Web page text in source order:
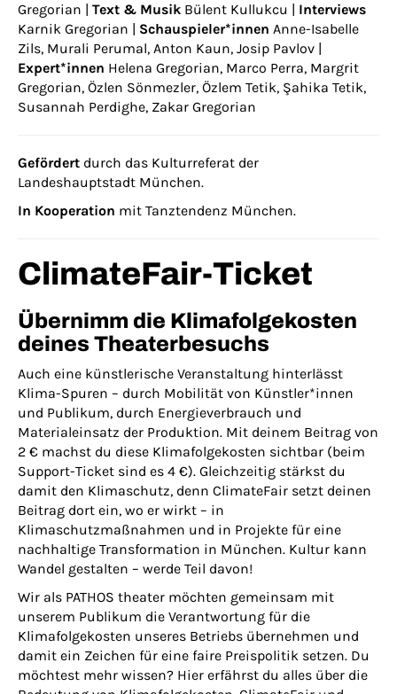
Gregorian | Text & Musik Bülent Kullukcu | Interviews
Karnik Gregorian | Schauspieler*innen Anne-Isabelle
Zils, Murali Perumal, Anton Kaun, Josip Pavlov |
Expert*innen Helena Gregorian, Marco Perra, Margrit
Gregorian, Özlen Sönmezler, Özlem Tetik, Şahika Tetik,
Susannah Perdighe, Zakar Gregorian
Gefördert durch das Kulturreferat der
Landeshauptstadt München.
In Kooperation mit Tanztendenz München.
ClimateFair-Ticket
Übernimm die Klimafolgekosten
deines Theaterbesuchs
Auch eine künstlerische Veranstaltung hinterlässt
Klima-Spuren – durch Mobilität von Künstler*innen
und Publikum, durch Energieverbrauch und
Materialeinsatz der Produktion. Mit deinem Beitrag von
2 € machst du diese Klimafolgekosten sichtbar (beim
Support-Ticket sind es 4 €). Gleichzeitig stärkst du
damit den Klimaschutz, denn ClimateFair setzt deinen
Beitrag dort ein, wo er wirkt – in
Klimaschutzmaßnahmen und in Projekte für eine
nachhaltige Transformation in München. Kultur kann
Wandel gestalten – werde Teil davon!
Wir als PATHOS theater möchten gemeinsam mit
unserem Publikum die Verantwortung für die
Klimafolgekosten unseres Betriebs übernehmen und
damit ein Zeichen für eine faire Preispolitik setzen. Du
möchtest mehr wissen? Hier erfährst du alles über die